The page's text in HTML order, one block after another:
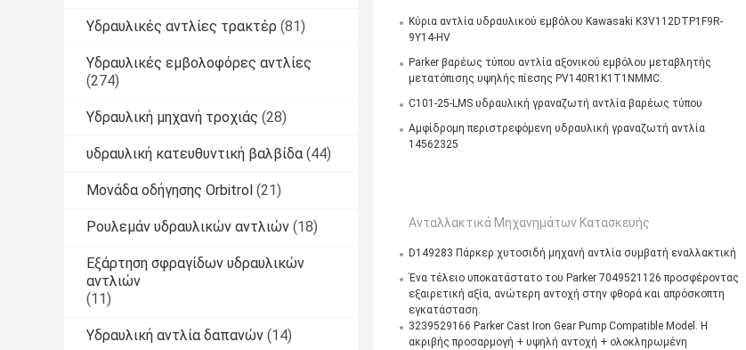
Υδραυλικές αντλίες τρακτέρ (81)
Υδραυλικές εμβολοφόρες αντλίες
(274)
Υδραυλική μηχανή τροχιάς (28)
υδραυλική κατευθυντική βαλβίδα (44)
Μονάδα οδήγησης Orbitrol (21)
Ρουλεμάν υδραυλικών αντλιών (18)
Εξάρτηση σφραγίδων υδραυλικών
αντλιών
(11)
Υδραυλική αντλία δαπανών (14)
Κύρια αντλία υδραυλικού εμβόλου Kawasaki K3V112DTP1F9R-
9Y14-HV
Parker βαρέως τύπου αντλία αξονικού εμβόλου μεταβλητής
μετατόπισης υψηλής πίεσης PV140R1K1T1NMMC.
C101-25-LMS υδραυλική γραναζωτή αντλία βαρέως τύπου
Αμφίδρομη περιστρεφόμενη υδραυλική γραναζωτή αντλία
14562325
Ανταλλακτικά Μηχανημάτων Κατασκευής
D149283 Πάρκερ χυτοσιδή μηχανή αντλία συμβατή εναλλακτική
Ένα τέλειο υποκατάστατο του Parker 7049521126 προσφέροντας
εξαιρετική αξία, ανώτερη αντοχή στην φθορά και απρόσκοπτη
εγκατάσταση.
3239529166 Parker Cast Iron Gear Pump Compatible Model. Η
ακριβής προσαρμογή + υψηλή αντοχή + ολοκληρωμένη